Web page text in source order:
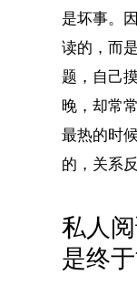
是坏事。
读的，而
题，自己
晚，却常
最热的时
的，关系
私人
是终